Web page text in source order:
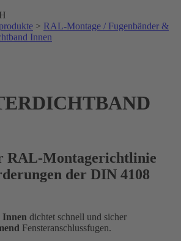
> RAL-Montage / Fugenbänder &
Innen
RAL-Montagerichtlinie
der DIN 4108
Innen dichtet schnell und sicher
Fensteranschlussfugen.